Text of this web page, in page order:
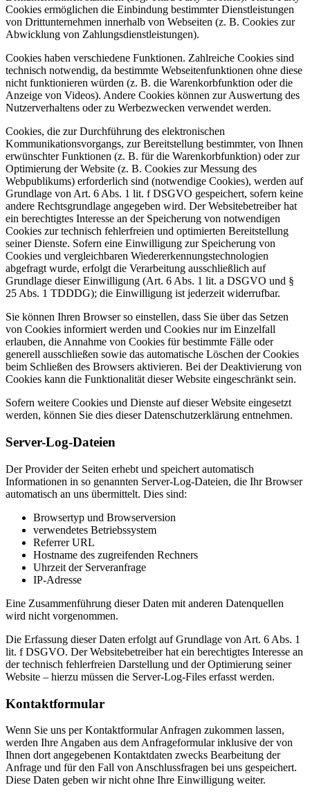
Cookies ermöglichen die Einbindung bestimmter Dienstleistungen
von Drittunternehmen innerhalb von Webseiten (z. B. Cookies zur
Abwicklung von Zahlungsdienstleistungen).
Cookies haben verschiedene Funktionen. Zahlreiche Cookies sind
technisch notwendig, da bestimmte Webseitenfunktionen ohne diese
nicht funktionieren würden (z. B. die Warenkorbfunktion oder die
Anzeige von Videos). Andere Cookies können zur Auswertung des
Nutzerverhaltens oder zu Werbezwecken verwendet werden.
Cookies, die zur Durchführung des elektronischen
Kommunikationsvorgangs, zur Bereitstellung bestimmter, von Ihnen
erwünschter Funktionen (z. B. für die Warenkorbfunktion) oder zur
Optimierung der Website (z. B. Cookies zur Messung des
Webpublikums) erforderlich sind (notwendige Cookies), werden auf
Grundlage von Art. 6 Abs. 1 lit. f DSGVO gespeichert, sofern keine
andere Rechtsgrundlage angegeben wird. Der Websitebetreiber hat
ein berechtigtes Interesse an der Speicherung von notwendigen
Cookies zur technisch fehlerfreien und optimierten Bereitstellung
seiner Dienste. Sofern eine Einwilligung zur Speicherung von
Cookies und vergleichbaren Wiedererkennungstechnologien
abgefragt wurde, erfolgt die Verarbeitung ausschließlich auf
Grundlage dieser Einwilligung (Art. 6 Abs. 1 lit. a DSGVO und §
25 Abs. 1 TDDDG); die Einwilligung ist jederzeit widerrufbar.
Sie können Ihren Browser so einstellen, dass Sie über das Setzen
von Cookies informiert werden und Cookies nur im Einzelfall
erlauben, die Annahme von Cookies für bestimmte Fälle oder
generell ausschließen sowie das automatische Löschen der Cookies
beim Schließen des Browsers aktivieren. Bei der Deaktivierung von
Cookies kann die Funktionalität dieser Website eingeschränkt sein.
Sofern weitere Cookies und Dienste auf dieser Website eingesetzt
werden, können Sie dies dieser Datenschutzerklärung entnehmen.
Server-Log-Dateien
Der Provider der Seiten erhebt und speichert automatisch
Informationen in so genannten Server-Log-Dateien, die Ihr Browser
automatisch an uns übermittelt. Dies sind:
Browsertyp und Browserversion
verwendetes Betriebssystem
Referrer URL
Hostname des zugreifenden Rechners
Uhrzeit der Serveranfrage
IP-Adresse
Eine Zusammenführung dieser Daten mit anderen Datenquellen
wird nicht vorgenommen.
Die Erfassung dieser Daten erfolgt auf Grundlage von Art. 6 Abs. 1
lit. f DSGVO. Der Websitebetreiber hat ein berechtigtes Interesse an
der technisch fehlerfreien Darstellung und der Optimierung seiner
Website – hierzu müssen die Server-Log-Files erfasst werden.
Kontaktformular
Wenn Sie uns per Kontaktformular Anfragen zukommen lassen,
werden Ihre Angaben aus dem Anfrageformular inklusive der von
Ihnen dort angegebenen Kontaktdaten zwecks Bearbeitung der
Anfrage und für den Fall von Anschlussfragen bei uns gespeichert.
Diese Daten geben wir nicht ohne Ihre Einwilligung weiter.